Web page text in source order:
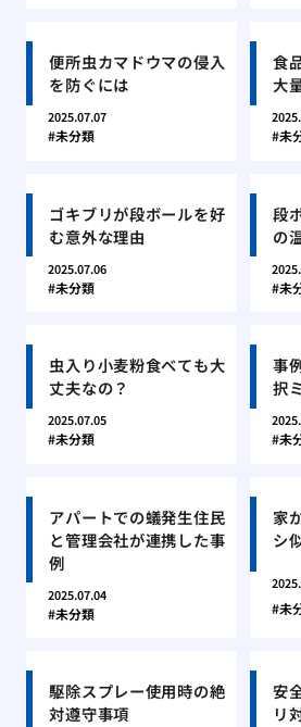
便所虫カマドウマの侵入
を防ぐには
2025.07.07
未分類
食
大
未
ゴキブリが段ボールを好
む意外な理由
2025.07.06
未分類
段
の
未
虫入り小麦粉食べても大
丈夫なの？
2025.07.05
未分類
事
択
未
アパートでの蟻発生住民
と管理会社が連携した事
例
2025.07.04
未分類
家
シ
未
駆除スプレー使用時の絶
対遵守事項
安
リ